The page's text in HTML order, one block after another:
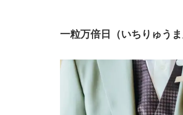
一粒万倍日（いちりゅう